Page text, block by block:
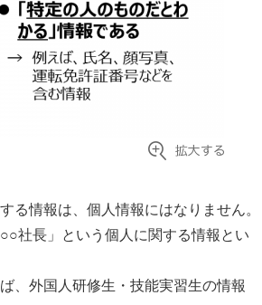
情報は、個人情報にはなりません。
社長」という個人に関する情報とい
、外国人研修生・技能実習生の情報